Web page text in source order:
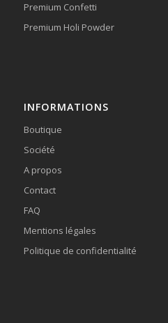
Premium Confetti
Premium Holi Powder
INFORMATIONS
Boutique
Société
A propos
Contact
FAQ
Mentions légales
Politique de confidentialité